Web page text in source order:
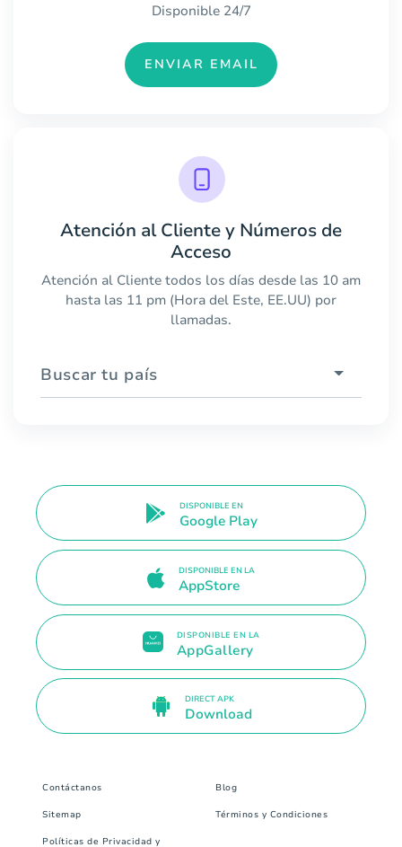
Disponible 24/7
ENVIAR EMAIL
Atención al Cliente y Números de
Acceso
Atención al Cliente todos los días desde las 10 am
hasta las 11 pm (Hora del Este, EE.UU) por
llamadas.
Buscar tu país
DISPONIBLE EN
Google Play
DISPONIBLE EN LA
AppStore
DISPONIBLE EN LA
AppGallery
DIRECT APK
Download
Contáctanos Blog
Sitemap Términos y Condiciones
Políticas de Privacidad y